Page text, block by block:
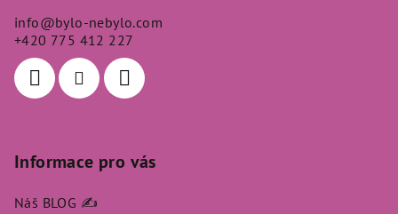
info@bylo-nebylo.com
+420 775 412 227
Informace pro vás
Náš BLOG ✍️